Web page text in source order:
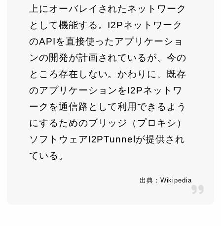
上にオーバレイされたネットワーク
として機能する。I2Pネットワーク
のAPIを直接使ったアプリケーショ
ンの開発が計画されているが、今の
ところ存在しない。かわりに、既存
のアプリケーションをI2Pネットワ
ークを通信路として利用できるよう
にするためのブリッジ（プロキシ）
ソフトウェアI2PTunnelが提供され
ている。
出典：Wikipedia